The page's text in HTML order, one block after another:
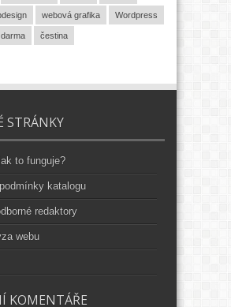
webová grafika Wordpress
čestina
STRÁNKY
to funguje?
katalogu
redaktory
webu
KOMENTÁŘE